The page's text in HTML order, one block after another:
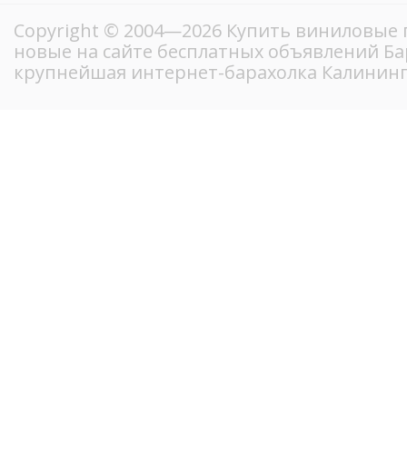
Copyright © 2004—2026 Купить виниловые
новые на сайте бесплатных объявлений
крупнейшая интернет-барахолка